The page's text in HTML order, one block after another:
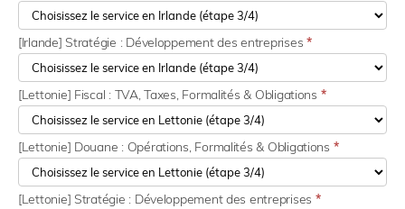
[Irlande] Stratégie : Développement des entreprises *
[Lettonie] Fiscal : TVA, Taxes, Formalités & Obligations *
[Lettonie] Douane : Opérations, Formalités & Obligations *
[Lettonie] Stratégie : Développement des entreprises *